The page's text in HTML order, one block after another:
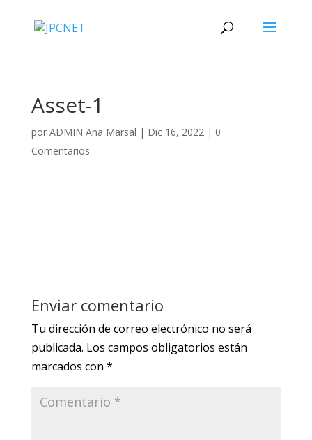
Asset-1
por ADMIN Ana Marsal | Dic 16, 2022| 0
Comentarios
Enviar comentario
Tu dirección de correo electrónico no será
publicada. Los campos obligatorios están
marcados con *